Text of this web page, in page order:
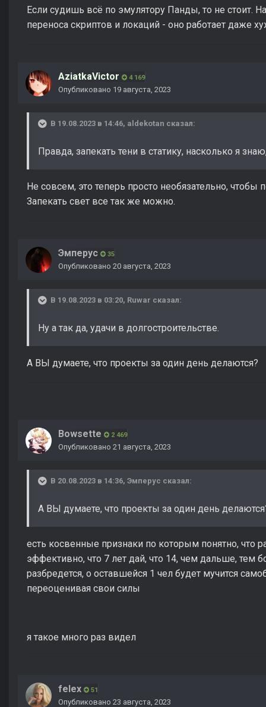
Если судишь всё по эмулятору Панды, то не стоит.
переноса скриптов и локаций - оно работает даже
AziatkaVictor 4 169
Опубликовано 19 августа, 2023
В 19.08.2023 в 14:46, aldekotan сказал:
Правда, запекать тени в статику, насколько я
Не совсем, это теперь просто необязательно, чтобы
Запекать свет все так же можно.
Эмперус 35
Опубликовано 20 августа, 2023
В 19.08.2023 в 03:20, Ruwar сказал:
Ну а так да, удачи в долгостроительстве.
А ВЫ думаете, что проекты за один день делаются?
Bowsette 2 469
Опубликовано 21 августа, 2023
В 20.08.2023 в 14:36, Эмперус сказал:
А ВЫ думаете, что проекты за один день
есть косвенные признаки по которым понятно, что
эффективно, что 7 лет дай, что 14, чем дальше, тем
разбредется, о оставшейся 1 чел будет мучится
переоценивая свои силы
я такое много раз видел
felex 51
Опубликовано 23 августа, 2023